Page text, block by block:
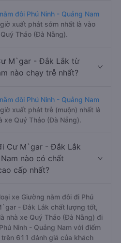
đôi Phú Ninh - Quảng Nam
xuất phát sớm nhất là vào
Thảo (Đà Nẵng).
M`gar - Đắk Lắk từ
nào chạy trễ nhất?
đôi Phú Ninh - Quảng Nam
xuất phát trễ (muộn) nhất là
xe Quý Thảo (Đà Nẵng).
Cư M`gar - Đắk Lắk
nào có chất
cấp nhất?
xe Giường nằm đôi đi Phú
- Đắk Lắk chất lượng tốt,
nhà xe Quý Thảo (Đà Nẵng) đi
Ninh - Quảng Nam với điểm
611 đánh giá của khách